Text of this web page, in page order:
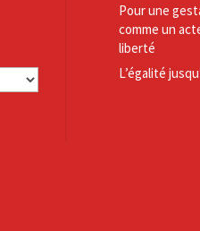
Pour une
comme un
liberté
L’égalité